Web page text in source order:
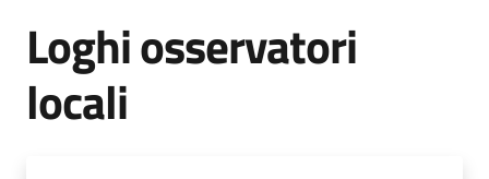
Pubblicazioni
e
Loghi osservatori
locali